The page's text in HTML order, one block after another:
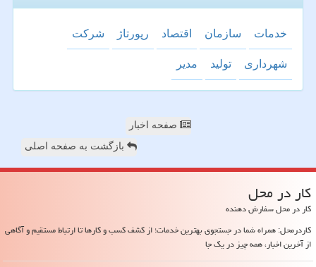
خدمات سازمان اقتصاد رپورتاژ شركت
شهرداری تولید مدیر
صفحه اخبار
بازگشت به صفحه اصلی
كار در محل
کار در محل سفارش دهنده
کاردرمحل: همراه شما در جستجوی بهترین خدمات؛ از کشف کسب و کارها تا ارتباط مستقیم و آگاهی
از آخرین اخبار، همه چیز در یک جا